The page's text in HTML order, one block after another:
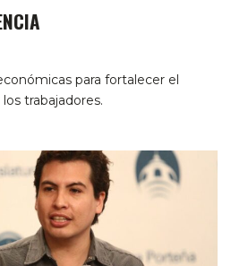
para fortalecer el
trabajadores.